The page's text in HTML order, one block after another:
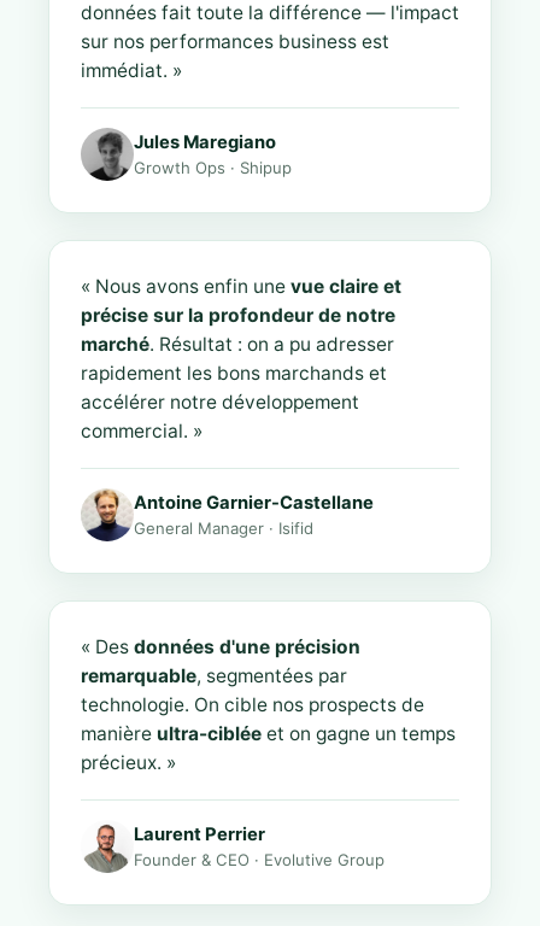
données fait toute la différence — l'impact
sur nos performances business est
immédiat. »
Jules Maregiano
Growth Ops · Shipup
« Nous avons enfin une vue claire et
précise sur la profondeur de notre
marché. Résultat : on a pu adresser
rapidement les bons marchands et
accélérer notre développement
commercial. »
Antoine Garnier-Castellane
General Manager · Isifid
« Des données d'une précision
remarquable, segmentées par
technologie. On cible nos prospects de
manière ultra-ciblée et on gagne un temps
précieux. »
Laurent Perrier
Founder & CEO · Evolutive Group